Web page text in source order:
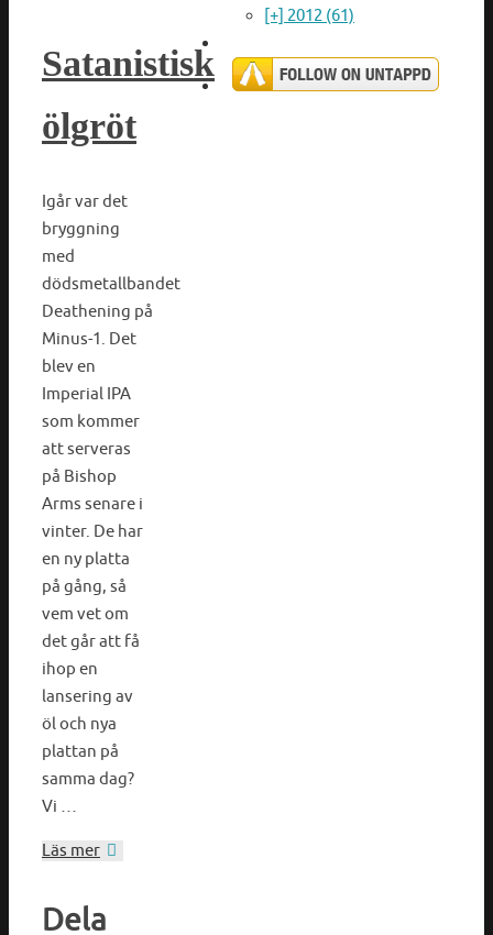
Satanistisk
ölgröt
Igår var det
bryggning
med
dödsmetallbandet
Deathening på
Minus-1. Det
blev en
Imperial IPA
som kommer
att serveras
på Bishop
Arms senare i
vinter. De har
en ny platta
på gång, så
vem vet om
det går att få
ihop en
lansering av
öl och nya
plattan på
samma dag?
Vi …
Läs mer
Dela
[+] 2012 (61)